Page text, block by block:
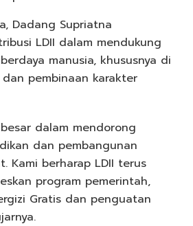
Dadang Supriatna
LDII dalam mendukung
manusia, khususnya di
pembinaan karakter
dalam mendorong
dan pembangunan
Kami berharap LDII terus
program pemerintah,
Gratis dan penguatan